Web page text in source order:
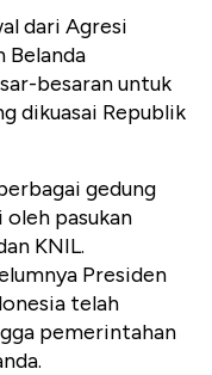
dari Agresi
Belanda
besaran untuk
dikuasai Republik
gedung
pasukan
KNIL.
Presiden
telah
pemerintahan